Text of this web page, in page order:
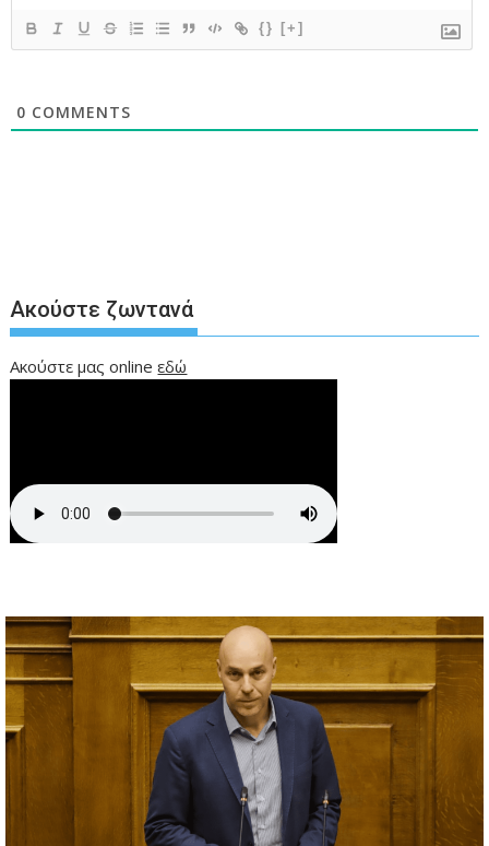
{} [+]
0 COMMENTS
Ακούστε ζωντανά
Ακούστε μας onlineεδώ